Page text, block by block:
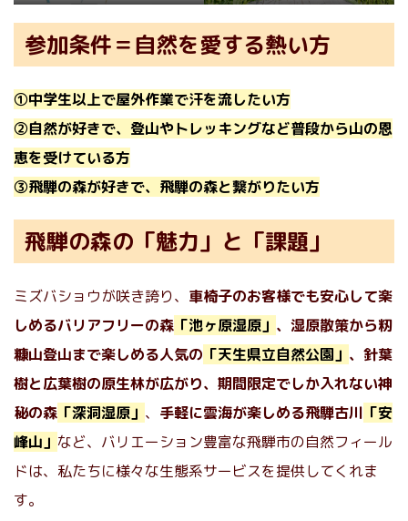
参加条件＝自然を愛する熱い方
①中学生以上で屋外作業で汗を流したい方
②自然が好きで、登山やトレッキングなど普段から山の恩
恵を受けている方
③飛騨の森が好きで、飛騨の森と繋がりたい方
飛騨の森の「魅力」と「課題」
ミズバショウが咲き誇り、 車椅子のお客様でも安心して楽
しめるバリアフリーの森 「池ヶ原湿原」 、湿原散策から籾
糠山登山まで楽しめる人気の 「天生県立自然公園」 、針葉
樹と広葉樹の原生林が広がり、期間限定でしか入れない神
秘の森 「深洞湿原」 、 手軽に雲海が楽しめる飛騨古川 「安
峰山」 など、バリエーション豊富な飛騨市の自然フィール
ドは、私たちに様々な生態系サービスを提供してくれま
す。